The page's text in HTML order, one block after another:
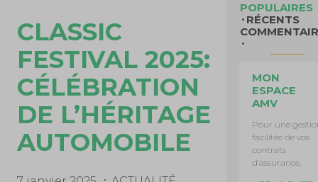
CLASSIC
FESTIVAL 2025:
CÉLÉBRATION
DE L’HÉRITAGE
AUTOMOBILE
POPULAIRES
RÉCENTS
MON
ESPACE
AMV
Pour une
facilitée de vos
contrats
d’assurance,